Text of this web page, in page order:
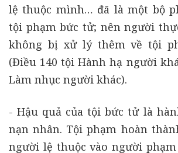
lệ thuộc mình… đã là một bộ
tội phạm bức tử; nên người
không bị xử lý thêm về tội
(Điều 140 tội Hành hạ người
Làm nhục người khác).
- Hậu quả của tội bức tử là
nạn nhân. Tội phạm hoàn
người lệ thuộc vào người